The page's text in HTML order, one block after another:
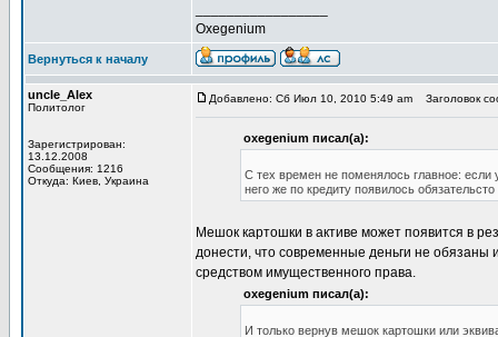
Oxegenium
Вернуться к началу
uncle_Alex
Политолог
Зарегистрирован:
13.12.2008
Сообщения: 1216
Откуда: Киев, Украина
Добавлено: Сб Июл 10, 2010 5:49 am Заголовок
oxegenium писал(а):
С тех времен не поменялось главное: если
него же по кредиту появилось
Мешок картошки в активе может появится в
донести, что современные деньги не обязаны
средством имущественного права.
oxegenium писал(а):
И только вернув мешок картошки или